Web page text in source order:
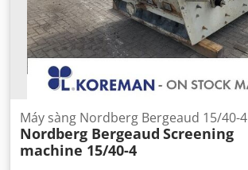
Máy sàng Nordberg Bergeaud 15/40-4
Nordberg Bergeaud Screening
machine 15/40-4